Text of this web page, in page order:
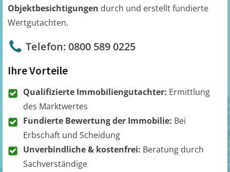
Objektbesichtigungen durch und erstellt fundierte
Wertgutachten.
Telefon: 0800 589 0225
Ihre Vorteile
Qualifizierte Immobiliengutachter: Ermittlung
des Marktwertes
Fundierte Bewertung der Immobilie: Bei
Erbschaft und Scheidung
Unverbindliche & kostenfrei: Beratung durch
Sachverständige